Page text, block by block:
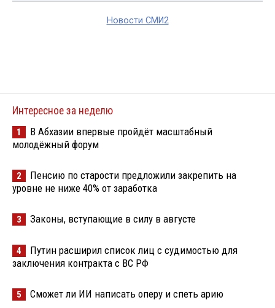
Новости СМИ2
Интересное за неделю
1
В Абхазии впервые пройдёт масштабный
молодёжный форум
2
Пенсию по старости предложили закрепить на
уровне не ниже 40% от заработка
3 Законы, вступающие в силу в августе
4
Путин расширил список лиц с судимостью для
заключения контракта с ВС РФ
5 Сможет ли ИИ написать оперу и спеть арию